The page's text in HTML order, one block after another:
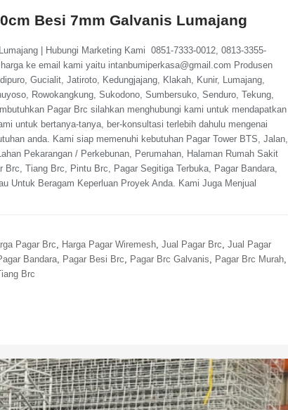
Besi 7mm Galvanis Lumajang
| Hubungi Marketing Kami 0851-7333-0012, 0813-3355-
ke email kami yaitu intanbumiperkasa@gmail.com Produsen
Gucialit, Jatiroto, Kedungjajang, Klakah, Kunir, Lumajang,
Rowokangkung, Sukodono, Sumbersuko, Senduro, Tekung,
Pagar Brc silahkan menghubungi kami untuk mendapatkan
untuk bertanya-tanya, ber-konsultasi terlebih dahulu mengenai
anda. Kami siap memenuhi kebutuhan Pagar Tower BTS, Jalan,
Pekarangan / Perkebunan, Perumahan, Halaman Rumah Sakit
Tiang Brc, Pintu Brc, Pagar Segitiga Terbuka, Pagar Bandara,
Untuk Beragam Keperluan Proyek Anda. Kami Juga Menjual
Pagar Brc, Harga Pagar Wiremesh, Jual Pagar Brc, Jual Pagar
Bandara, Pagar Besi Brc, Pagar Brc Galvanis, Pagar Brc Murah,
Brc